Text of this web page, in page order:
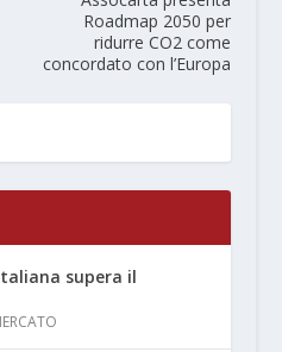
Roadmap 2050 per
ridurre CO2 come
concordato con l’Europa
supera il